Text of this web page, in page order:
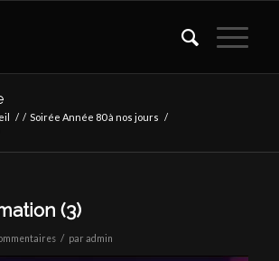
/ / Soirée Année 80 à nos jours /
(3)
/ par admin